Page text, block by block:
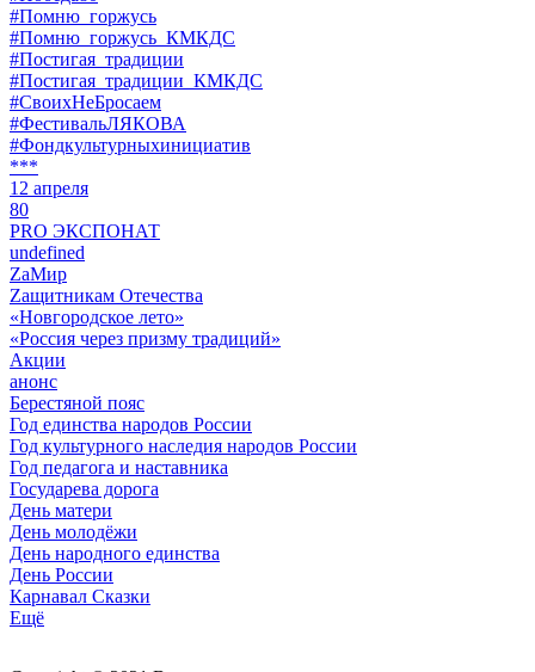
#Помню_горжусь
#Помню_горжусь_КМКДС
#Постигая_традиции
#Постигая_традиции_КМКДС
#СвоихНеБросаем
#ФестивальЛЯКОВА
#Фондкультурныхинициатив
***
12 апреля
80
PRO ЭКСПОНАТ
undefined
ZaМир
Zащитникам Отечества
«Новгородское лето»
«Россия через призму традиций»
Акции
анонс
Берестяной пояс
Год единства народов России
Год культурного наследия народов России
Год педагога и наставника
Государева дорога
День матери
День молодёжи
День народного единства
День России
Карнавал Сказки
Ещё